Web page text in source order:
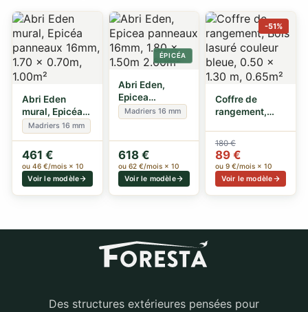
Abri Eden
mural, Epicéa
panneaux
16mm, 1.70 x
0.70m,…
Madriers 16 mm
461 €
ou 46 €/mois × 10
Voir le modèle
ÉPICÉA
Abri Eden,
Epicea
panneaux
16mm, 1.80 x
Madriers 16 mm
618 €
ou 62 €/mois × 10
Voir le modèle
-51%
Coffre de
rangement,
0.50…
180 €
89 €
ou 9 €/mois × 10
Voir le modèle
Des structures extérieures pensées pour